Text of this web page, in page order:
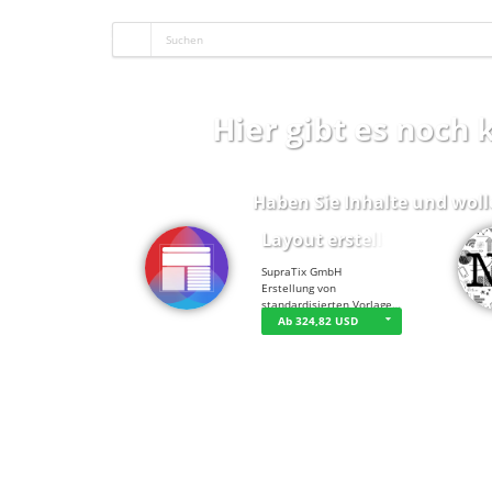
Hier gibt es
Haben Sie Inhalte und
Layout erstellen
SupraTix GmbH
Erstellung von
standardisierten Vorlage…
Ab 324,82 USD